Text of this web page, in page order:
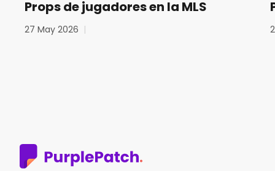
Props de jugadores en la MLS
27 May 2026 |